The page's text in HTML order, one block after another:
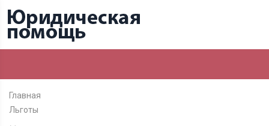
Главная
Льготы